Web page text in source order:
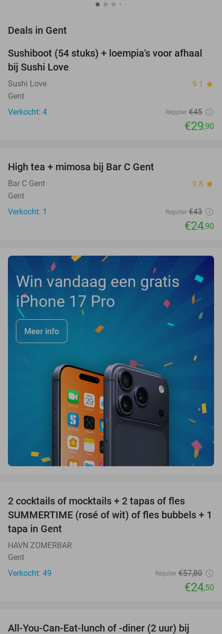
Deals in Gent
34%
TODAY
Sushiboot (54 stuks) + loempia's voor afhaal
bij Sushi Love
Sushi Love 9.1 star
Gent
Verkocht: 4
Regulier €45
€29,90
TODAY
High tea + mimosa bij Bar C Gent
Bar C Gent 9.8 star
Gent
Verkocht: 1
Regulier €43
€24,90
Win vandaag een gratis
iPhone 17 Pro
Meer info
2 cocktails of mocktails + 2 tapas of fles
SUMMERTIME (rosé of wit) of fles bubbels + 1
tapa in Gent
HAVN ZOMERBAR
Gent
Verkocht: 49
Regulier €57,80
€24,50
All-You-Can-Eat-lunch of -diner (2 uur) bij